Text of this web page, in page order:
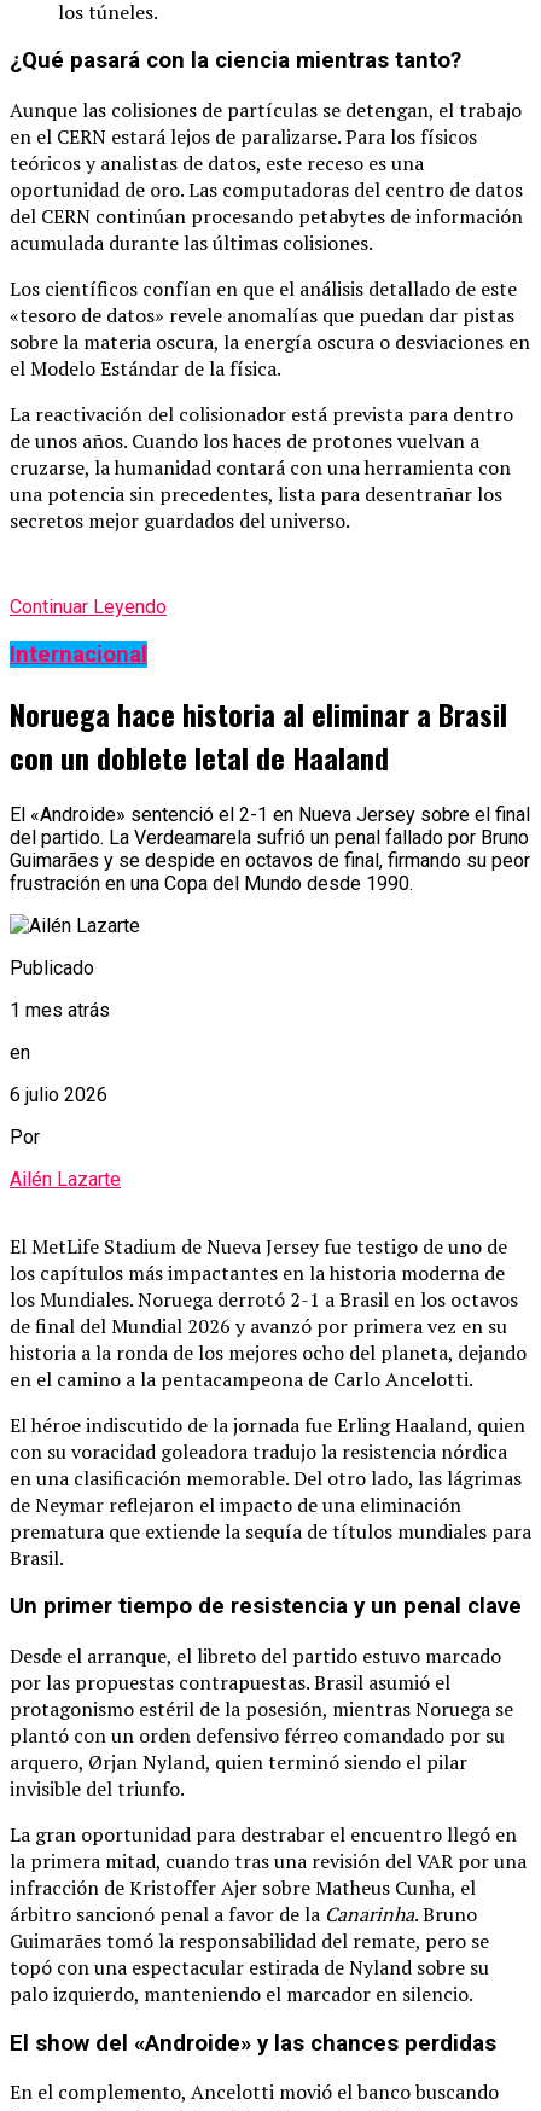
los túneles.
¿Qué pasará con la ciencia mientras tanto?
Aunque las colisiones de partículas se detengan, el trabajo
en el CERN estará lejos de paralizarse. Para los físicos
teóricos y analistas de datos, este receso es una
oportunidad de oro. Las computadoras del centro de datos
del CERN continúan procesando petabytes de información
acumulada durante las últimas colisiones.
Los científicos confían en que el análisis detallado de este
«tesoro de datos» revele anomalías que puedan dar pistas
sobre la materia oscura, la energía oscura o desviaciones en
el Modelo Estándar de la física.
La reactivación del colisionador está prevista para dentro
de unos años. Cuando los haces de protones vuelvan a
cruzarse, la humanidad contará con una herramienta con
una potencia sin precedentes, lista para desentrañar los
secretos mejor guardados del universo.
Continuar Leyendo
Internacional
Noruega hace historia al eliminar a Brasil
con un doblete letal de Haaland
El «Androide» sentenció el 2-1 en Nueva Jersey sobre el final
del partido. La Verdeamarela sufrió un penal fallado por Bruno
Guimarães y se despide en octavos de final, firmando su peor
frustración en una Copa del Mundo desde 1990.
Publicado
1 mes atrás
en
6 julio 2026
Por
Ailén Lazarte
El MetLife Stadium de Nueva Jersey fue testigo de uno de
los capítulos más impactantes en la historia moderna de
los Mundiales.Noruega derrotó 2-1 a Brasil en los octavos
de final del Mundial 2026 y avanzó por primera vez en su
historia a la ronda de los mejores ocho del planeta, dejando
en el camino a la pentacampeona de Carlo Ancelotti.
El héroe indiscutido de la jornada fue Erling Haaland, quien
con su voracidad goleadora tradujo la resistencia nórdica
en una clasificación memorable.Del otro lado, las lágrimas
de Neymar reflejaron el impacto de una eliminación
prematura que extiende la sequía de títulos mundiales para
Brasil.
Un primer tiempo de resistencia y un penal clave
Desde el arranque, el libreto del partido estuvo marcado
por las propuestas contrapuestas.Brasil asumió el
protagonismo estéril de la posesión, mientras Noruega se
plantó con un orden defensivo férreo comandado por su
arquero, Ørjan Nyland, quien terminó siendo el pilar
invisible del triunfo.
La gran oportunidad para destrabar el encuentro llegó en
la primera mitad, cuando tras una revisión del VAR por una
infracción de Kristoffer Ajer sobre Matheus Cunha, el
árbitro sancionó penal a favor de la Canarinha.Bruno
Guimarães tomó la responsabilidad del remate, pero se
topó con una espectacular estirada de Nyland sobre su
palo izquierdo, manteniendo el marcador en silencio.
El show del «Androide» y las chances perdidas
En el complemento, Ancelotti movió el banco buscando